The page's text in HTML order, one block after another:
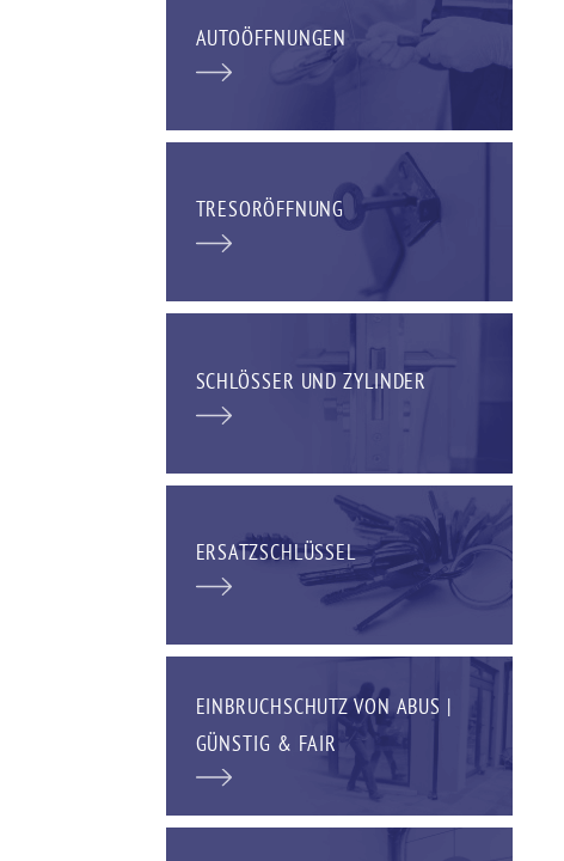
AUTOÖFFNUNGEN
TRESORÖFFNUNG
SCHLÖSSER UND ZYLINDER
ERSATZSCHLÜSSEL
EINBRUCHSCHUTZ VON ABUS |
GÜNSTIG & FAIR